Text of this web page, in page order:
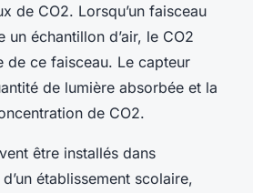
de CO2. Lorsqu’un faisceau
un échantillon d’air, le CO2
de ce faisceau. Le capteur
de lumière absorbée et la
de CO2.
être installés dans
d’un établissement scolaire,